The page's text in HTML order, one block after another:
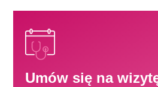
Umów się na